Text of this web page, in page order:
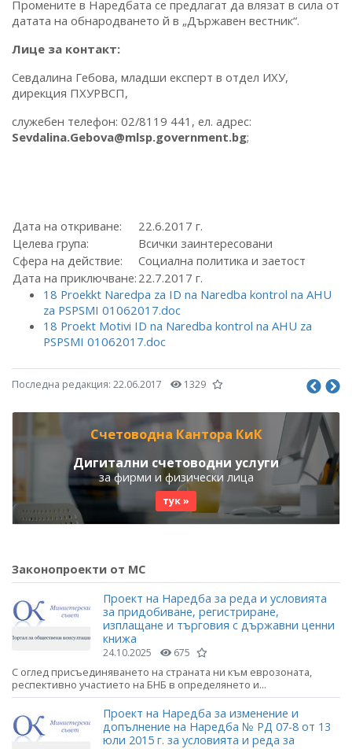
Промените в Наредбата се предлагат да влязат в сила от
датата на обнародването й в „Държавен вестник“.
Лице за контакт:
Севдалина Гебова, младши експерт в отдел ИХУ,
дирекция ПХУРВСП,
служебен телефон: 02/8119 441, ел. адрес:
Sevdalina.Gebova@mlsp.government.bg;
Дата на откриване:
22.6.2017 г.
Целева група:
Всички заинтересовани
Сфера на действие:
Социална политика и заетост
Дата на приключване: 22.7.2017 г.
18 Proekkt Naredpa za ID na Naredba kontrol na AHU
za PSPSMI 01062017.doc
18 Proekt Motivi ID na Naredba kontrol na AHU za
PSPSMI 01062017.doc
Последна редакция: 22.06.2017 1329
Счетоводна Кантора КиК
Дигитални счетоводни услуги
за фирми и физически лица
тук »
Законопроекти от МС
Проект на Наредба за реда и условията
за придобиване, регистриране,
изплащане и търговия с държавни ценни
книжа
24.10.2025 675
С оглед присъединяването на страната ни към еврозоната,
респективно участието на БНБ в определянето и...
Проект на Наредба за изменение и
допълнение на Наредба № РД 07-8 от 13
юли 2015 г. за условията и реда за